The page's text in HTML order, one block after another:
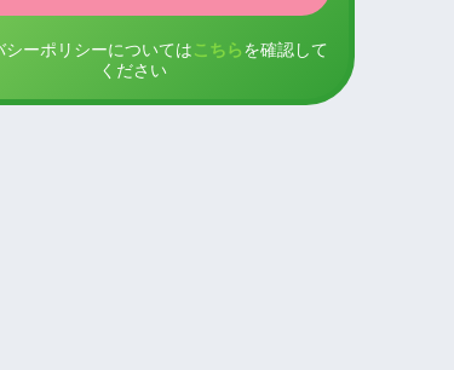
シーポリシーについてはこちら を確認して
ください